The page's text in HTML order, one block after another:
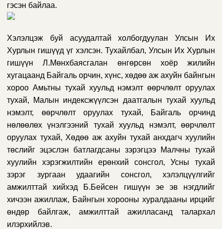
гэсэн байлаа.
Хэлэлцэж буй асуудалтай холбогдуулан Улсын Их
Хурлын гишүүд үг хэлсэн. Тухайлбал, Улсын Их Хурлын
гишүүн Л.Мөнхбаясгалан өнгөрсөн хоёр жилийн
хугацаанд Байгаль орчин, хүнс, хөдөө аж ахуйн байнгын
хороо Амьтны тухай хуульд нэмэлт өөрчлөлт оруулах
тухай, Малын индексжүүлсэн даатгалын тухай хуульд
нэмэлт, өөрчлөлт оруулах тухай, Байгаль орчинд
нөлөөлөх үнэлгээний тухай хуульд нэмэлт, өөрчлөлт
оруулах тухай, Хөдөө аж ахуйн тухай анхдагч хуулийн
төслийг эцэслэн батлагдсаны зэрэгцээ Малчны тухай
хуулийн хэрэгжилтийн ерөнхий сонсгол, Усны тухай
зэрэг зургаан удаагийн сонсгол, хэлэлцүүлгийг
амжилттай хийхэд Б.Бейсен гишүүн эе эв нэгдлийг
хичээн ажиллаж, Байнгын хорооны хуралдааны ирцийг
өндөр байлгаж, амжилттай ажилласанд талархал
илэрхийлэв.